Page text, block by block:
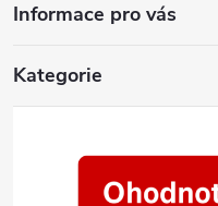
Informace pro vás
Kategorie